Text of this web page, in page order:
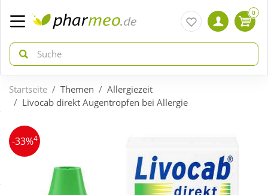
zurück
ÜBERSICHT AKTIONEN
Aktuelle Coupons
zurück
ÜBERSICHT KATEGORIEN
Arzneimittel
0
Startseite Themen
Allergiezeit
Livocab direkt Augentropfen bei Allergie
-33%4